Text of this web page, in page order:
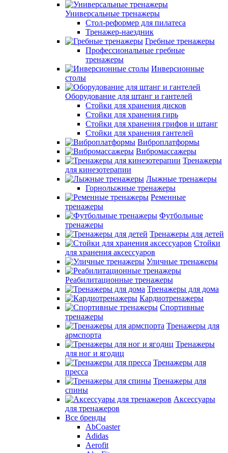
Универсальные тренажеры
Стол-реформер для пилатеса
Тренажер-наездник
Гребные тренажеры
Профессиональные гребные
тренажеры
Инверсионные
столы
Оборудование для штанг и гантелей
Стойки для хранения дисков
Стойки для хранения гирь
Стойки для хранения грифов и штанг
Стойки для хранения гантелей
Виброплатформы
Вибромассажеры
Тренажеры
для кинезотерапии
Лыжные тренажеры
Горнолыжные тренажеры
Ременные
тренажеры
Футбольные
тренажеры
Тренажеры для детей
Стойки
для хранения аксессуаров
Уличные тренажеры
Реабилитационные тренажеры
Тренажеры для дома
Кардиотренажеры
Спортивные
тренажеры
Тренажеры для
армспорта
Тренажеры
для ног и ягодиц
Тренажеры для
пресса
Тренажеры для
спины
Аксессуары
для тренажеров
Все бренды
AbCoaster
Adidas
Aerofit